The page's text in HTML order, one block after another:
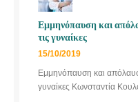
Εμμηνόπαυση και
τις γυναίκες
15/10/2019
Εμμηνόπαυση και
γυναίκες Κωνσταντία